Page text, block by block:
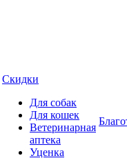
Скидки
Для собак
Для кошек
Ветеринарная
аптека
Уценка